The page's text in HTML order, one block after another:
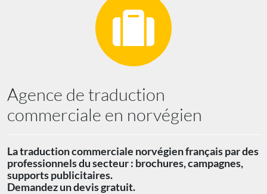
Agence de traduction
commerciale en norvégien
La traduction commerciale norvégien français par des
professionnels du secteur : brochures, campagnes,
supports publicitaires.
Demandez un devis gratuit.